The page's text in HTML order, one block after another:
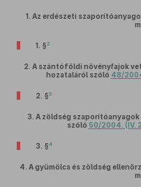
1. Az erdészeti
1. §2
2. A szántóföldi növényfajok
hozataláról szóló 48/
2. §3
3. A zöldség
szóló 50/2004. (IV.
3. §4
4. A gyümölcs és zöldség